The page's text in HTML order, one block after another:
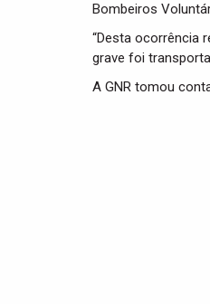
Bombeiros
“Desta ocorrência
grave foi
A GNR tomou